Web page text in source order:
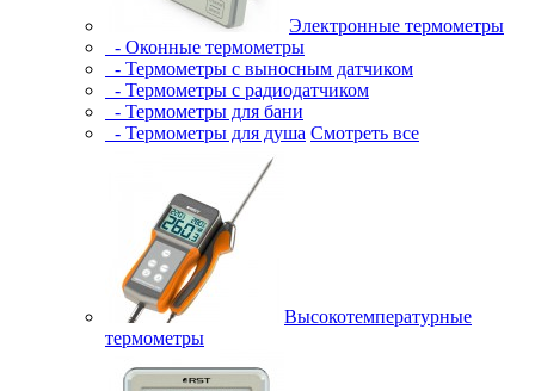
Электронные термометры
- Оконные термометры
- Термометры с выносным датчиком
- Термометры с радиодатчиком
- Термометры для бани
- Термометры для душа Смотреть все
Высокотемпературные
термометры